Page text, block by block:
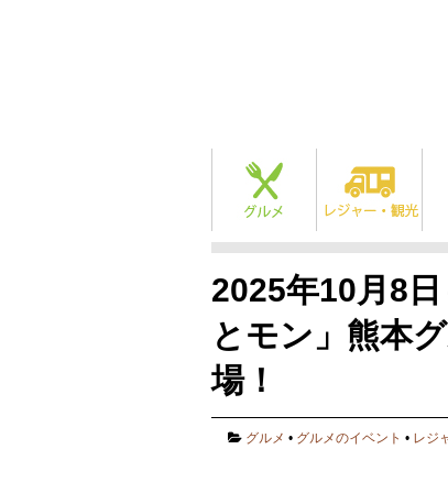
2025年10月8
とモン」熊本
場！
グルメ • グルメのイベント • レジ